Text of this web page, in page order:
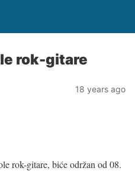
rok-gitare
18 years ago
rok-gitare, biće održan od 08.